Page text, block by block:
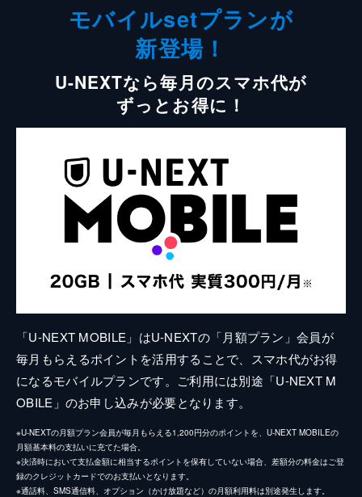
モバイルsetプランが
新登場！
U-NEXTなら毎月のスマホ代が
ずっとお得に！
「U-NEXT MOBILE」はU-NEXTの「月額プラン」会員が
毎月もらえるポイントを活用することで、スマホ代がお得
になるモバイルプランです。ご利用には別途「U-NEXT M
OBILE」のお申し込みが必要となります。
※U-NEXTの月額プラン会員が毎月もらえる1,200円分のポイントを、U-NEXT MOBILEの
月額基本料の支払いに充てた場合。
※決済時において支払金額に相当するポイントを保有していない場合、差額分の料金はご登
録のクレジットカードでのお支払いとなります。
※通話料、SMS通信料、オプション（かけ放題など）の月額利用料は別途発生します。